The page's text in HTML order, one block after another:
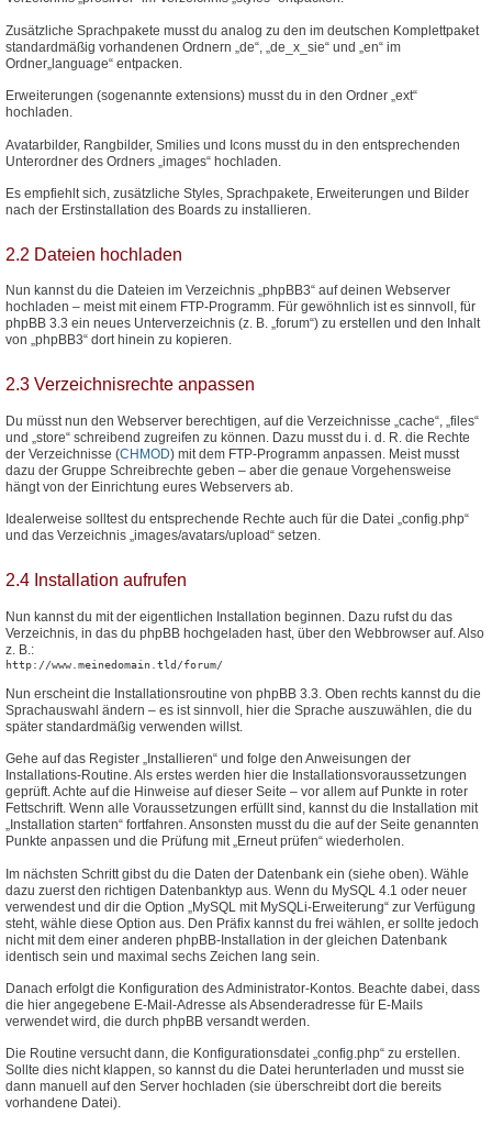
Zusätzliche Sprachpakete musst du analog zu den im deutschen Komplettpaket
standardmäßig vorhandenen Ordnern „de“, „de_x_sie“ und „en“ im
Ordner„language“ entpacken.
Erweiterungen (sogenannte extensions) musst du in den Ordner „ext“
hochladen.
Avatarbilder, Rangbilder, Smilies und Icons musst du in den entsprechenden
Unterordner des Ordners „images“ hochladen.
Es empfiehlt sich, zusätzliche Styles, Sprachpakete, Erweiterungen und Bilder
nach der Erstinstallation des Boards zu installieren.
2.2 Dateien hochladen
Nun kannst du die Dateien im Verzeichnis „phpBB3“ auf deinen Webserver
hochladen – meist mit einem FTP-Programm. Für gewöhnlich ist es sinnvoll, für
phpBB 3.3 ein neues Unterverzeichnis (z. B. „forum“) zu erstellen und den Inhalt
von „phpBB3“ dort hinein zu kopieren.
2.3 Verzeichnisrechte anpassen
Du müsst nun den Webserver berechtigen, auf die Verzeichnisse „cache“, „files“
und „store“ schreibend zugreifen zu können. Dazu musst du i. d. R. die Rechte
der Verzeichnisse (CHMOD) mit dem FTP-Programm anpassen. Meist musst
dazu der Gruppe Schreibrechte geben – aber die genaue Vorgehensweise
hängt von der Einrichtung eures Webservers ab.
Idealerweise solltest du entsprechende Rechte auch für die Datei „config.php“
und das Verzeichnis „images/avatars/upload“ setzen.
2.4 Installation aufrufen
Nun kannst du mit der eigentlichen Installation beginnen. Dazu rufst du das
Verzeichnis, in das du phpBB hochgeladen hast, über den Webbrowser auf. Also
z. B.:
http://www.meinedomain.tld/forum/
Nun erscheint die Installationsroutine von phpBB 3.3. Oben rechts kannst du die
Sprachauswahl ändern – es ist sinnvoll, hier die Sprache auszuwählen, die du
später standardmäßig verwenden willst.
Gehe auf das Register „Installieren“ und folge den Anweisungen der
Installations-Routine. Als erstes werden hier die Installationsvoraussetzungen
geprüft. Achte auf die Hinweise auf dieser Seite – vor allem auf Punkte in roter
Fettschrift. Wenn alle Voraussetzungen erfüllt sind, kannst du die Installation mit
„Installation starten“ fortfahren. Ansonsten musst du die auf der Seite genannten
Punkte anpassen und die Prüfung mit „Erneut prüfen“ wiederholen.
Im nächsten Schritt gibst du die Daten der Datenbank ein (siehe oben). Wähle
dazu zuerst den richtigen Datenbanktyp aus. Wenn du MySQL 4.1 oder neuer
verwendest und dir die Option „MySQL mit MySQLi-Erweiterung“ zur Verfügung
steht, wähle diese Option aus. Den Präfix kannst du frei wählen, er sollte jedoch
nicht mit dem einer anderen phpBB-Installation in der gleichen Datenbank
identisch sein und maximal sechs Zeichen lang sein.
Danach erfolgt die Konfiguration des Administrator-Kontos. Beachte dabei, dass
die hier angegebene E-Mail-Adresse als Absenderadresse für E-Mails
verwendet wird, die durch phpBB versandt werden.
Die Routine versucht dann, die Konfigurationsdatei „config.php“ zu erstellen.
Sollte dies nicht klappen, so kannst du die Datei herunterladen und musst sie
dann manuell auf den Server hochladen (sie überschreibt dort die bereits
vorhandene Datei).